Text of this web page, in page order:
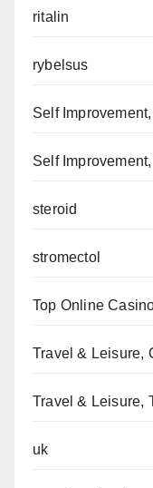
ritalin
rybelsus
Self
Self
steroid
stromectol
Top Online
Travel & Leisure,
Travel & Leisure,
uk